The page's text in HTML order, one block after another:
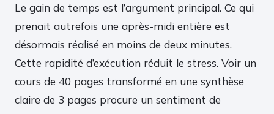
Le gain de temps est l’argument principal. Ce qui
prenait autrefois une après-midi entière est
désormais réalisé en moins de deux minutes.
Cette rapidité d’exécution réduit le stress. Voir un
cours de 40 pages transformé en une synthèse
claire de 3 pages procure un sentiment de